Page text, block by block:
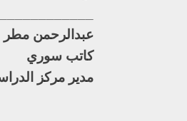
عبدالرحمن مطر
كاتب سوري
مدير مركز